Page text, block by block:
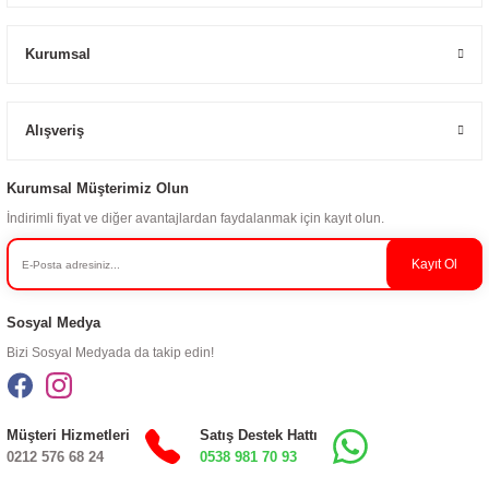
Kurumsal
Alışveriş
Kurumsal Müşterimiz Olun
İndirimli fiyat ve diğer avantajlardan faydalanmak için kayıt olun.
Kayıt Ol
Sosyal Medya
Bizi Sosyal Medyada da takip edin!
Müşteri Hizmetleri
0212 576 68 24
Satış Destek Hattı
0538 981 70 93